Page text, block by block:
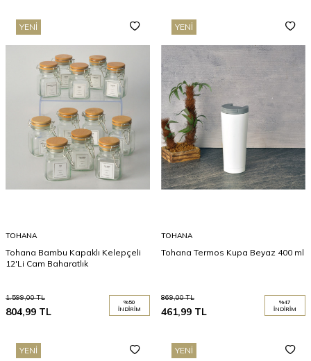
YENI
TOHANA
Tohana Bambu Kapaklı Kelepçeli
12'Li Cam Baharatlık
1.599,00TL
804,99 TL
%50
İNDIRIM
YENI
TOHANA
Tohana Termos Kupa Beyaz 400 ml
869,00TL
461,99 TL
%47
İNDIRIM
YENI YENI